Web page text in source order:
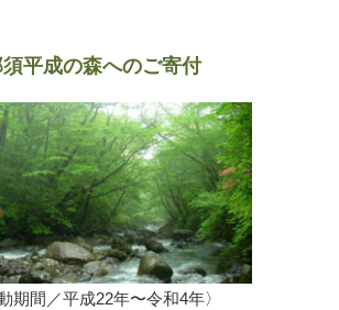
平成の森へのご寄付
動期間／平成22年〜令和4年〉